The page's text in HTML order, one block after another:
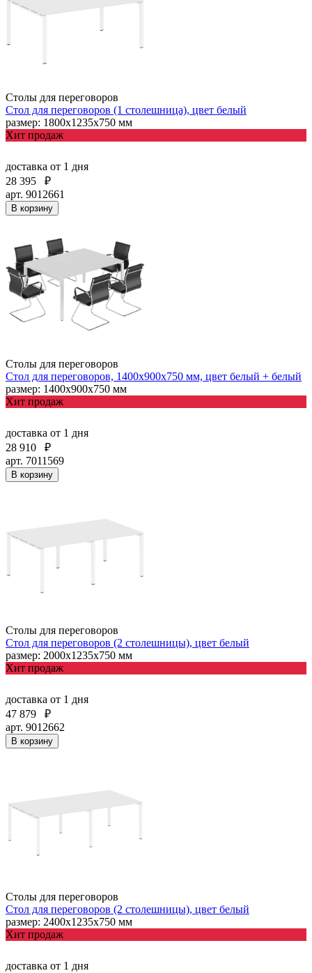
Столы для переговоров
Стол для переговоров (1 столешница), цвет белый
размер: 1800х1235х750 мм
Хит продаж
доставка от 1 дня
28 395
₽
арт. 9012661
В корзину
Столы для переговоров
Стол для переговоров, 1400х900х750 мм, цвет белый + белый
размер: 1400х900х750 мм
Хит продаж
доставка от 1 дня
28 910
₽
арт. 7011569
В корзину
Столы для переговоров
Стол для переговоров (2 столешницы), цвет белый
размер: 2000х1235х750 мм
Хит продаж
доставка от 1 дня
47 879
₽
арт. 9012662
В корзину
Столы для переговоров
Стол для переговоров (2 столешницы), цвет белый
размер: 2400х1235х750 мм
Хит продаж
доставка от 1 дня